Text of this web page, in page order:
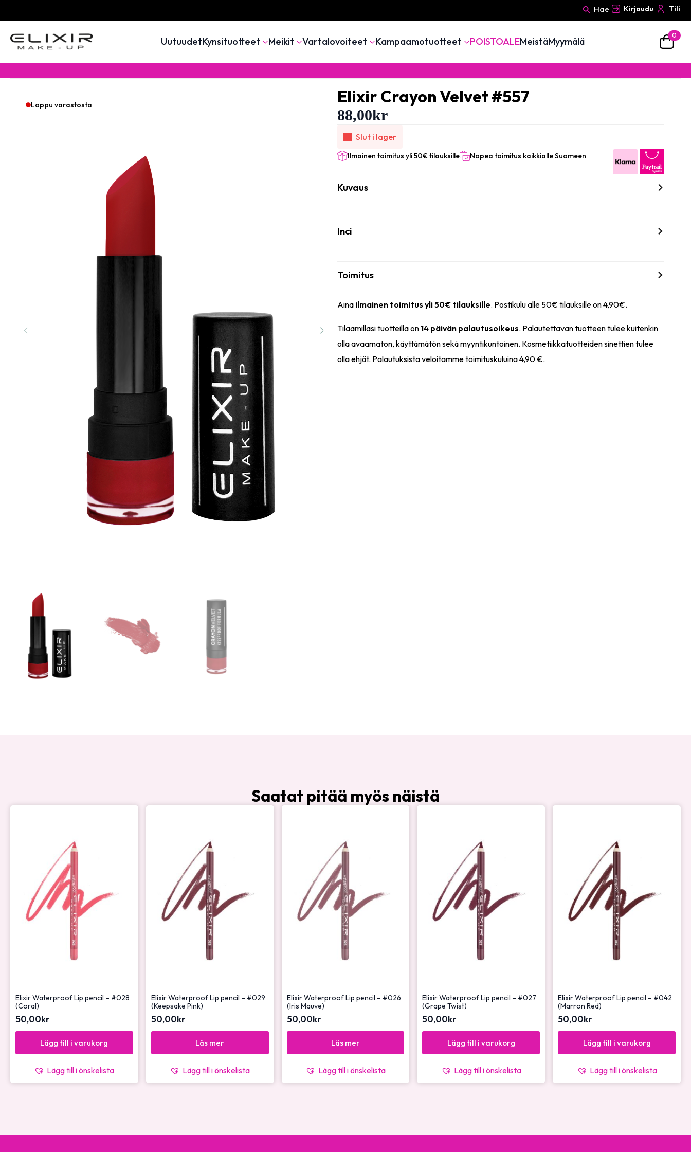
Search
Hae Kirjaudu Tili
UutuudetKynsituotteet Meikit Vartalovoiteet Kampaamotuotteet POISTOALEMeistäMyymälä
0
Loppu varastosta Elixir Crayon Velvet #557
88,00kr
Slut i lager
Ilmainen toimitus yli 50€ tilauksille Nopea toimitus kaikkialle Suomeen
Kuvaus
Inci
Toimitus
Aina ilmainen toimitus yli 50€ tilauksille. Postikulu alle 50€ tilauksille on 4,90€.
Tilaamillasi tuotteilla on 14 päivän palautusoikeus. Palautettavan tuotteen tulee kuitenkin
olla avaamaton, käyttämätön sekä myyntikuntoinen. Kosmetiikkatuotteiden sinettien tulee
olla ehjät. Palautuksista veloitamme toimituskuluina 4,90 €.
Saatat pitää myös näistä
Elixir Waterproof Lip pencil – #028
(Coral)
50,00kr
Lägg till i varukorg
Lägg till i önskelista
Elixir Waterproof Lip pencil – #029
(Keepsake Pink)
50,00kr
Läs mer
Lägg till i önskelista
Elixir Waterproof Lip pencil – #026
(Iris Mauve)
50,00kr
Läs mer
Lägg till i önskelista
Elixir Waterproof Lip pencil – #027
(Grape Twist)
50,00kr
Lägg till i varukorg
Lägg till i önskelista
Elixir Waterproof Lip pencil – #042
(Marron Red)
50,00kr
Lägg till i varukorg
Lägg till i önskelista